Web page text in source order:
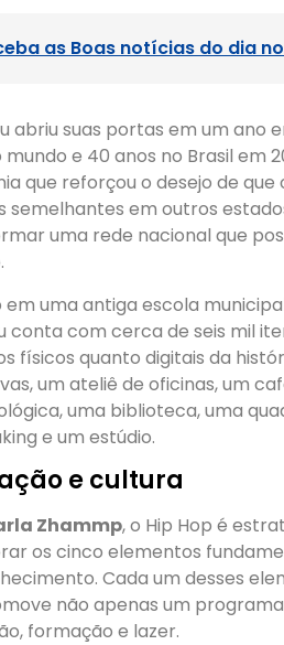
as Boas notícias do dia
abriu suas portas em um ano
mundo e 40 anos no Brasil em
que reforçou o desejo de
semelhantes em outros
uma rede nacional que
em uma antiga escola
conta com cerca de seis mil
físicos quanto digitais da
um ateliê de oficinas, um
uma biblioteca, uma
e um estúdio.
e cultura
Zhammp, o Hip Hop é
os cinco elementos
Cada um desses
não apenas um
formação e lazer.